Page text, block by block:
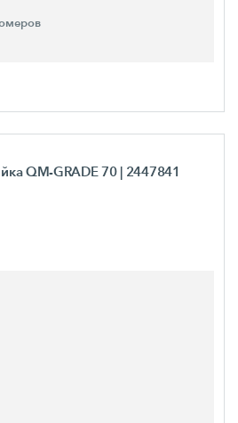
QM-GRADE 70 | 2447841